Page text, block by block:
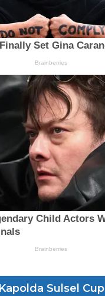
Kapolda Sulsel Cup